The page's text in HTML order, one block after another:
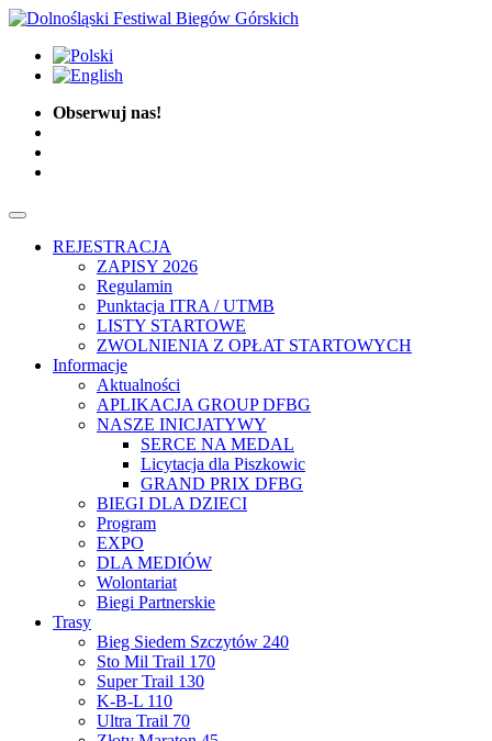
Obserwuj nas!
REJESTRACJA
ZAPISY 2026
Regulamin
Punktacja ITRA / UTMB
LISTY STARTOWE
ZWOLNIENIA Z OPŁAT STARTOWYCH
Informacje
Aktualności
APLIKACJA GROUP DFBG
NASZE INICJATYWY
SERCE NA MEDAL
Licytacja dla Piszkowic
GRAND PRIX DFBG
BIEGI DLA DZIECI
Program
EXPO
DLA MEDIÓW
Wolontariat
Biegi Partnerskie
Trasy
Bieg Siedem Szczytów 240
Sto Mil Trail 170
Super Trail 130
K-B-L 110
Ultra Trail 70